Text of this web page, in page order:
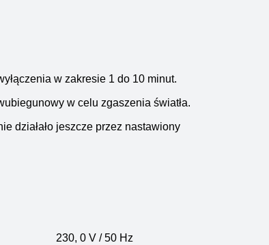
w zakresie 1 do 10 minut.
w celu zgaszenia światła.
działało jeszcze przez nastawiony
230, 0 V / 50 Hz